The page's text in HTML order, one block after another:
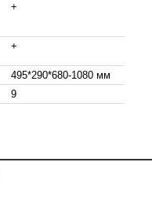
+
+
495*290*680-1080 мм
9